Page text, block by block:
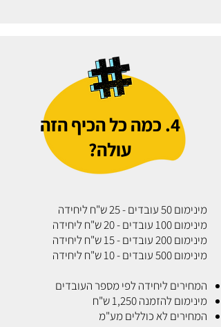
4. כמה כל הכיף הזה
עולה?
מינימום 50 עובדים - 25 ש"ח ליחידה
מינימום 100 עובדים - 20 ש"ח ליחידה
מינימום 200 עובדים - 15 ש"ח ליחידה
מינימום 500 עובדים - 10 ש"ח ליחידה
המחירים ליחידה לפי מספר העובדים
מינימום להזמנה 1,250 ש"ח
המחירים לא כוללים מע"מ